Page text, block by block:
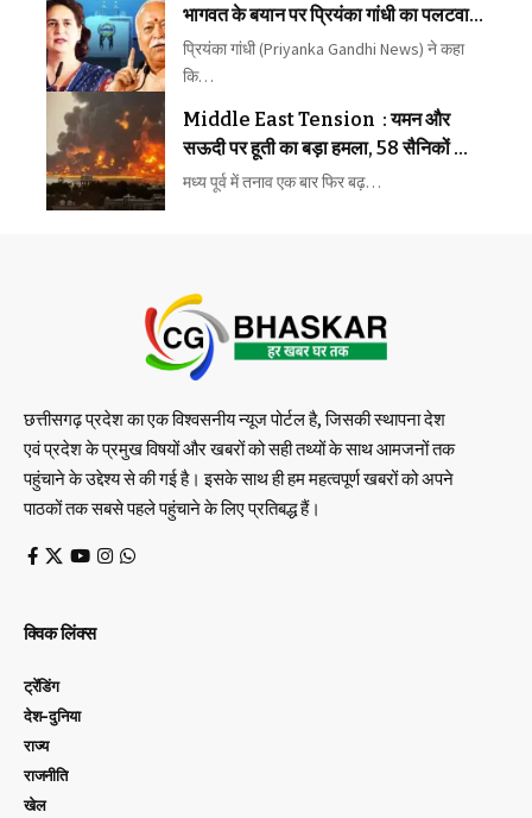
भागवत के बयान पर प्रियंका गांधी का पलटवार,
बोलीं- ‘उन्हें किसी प्रमाण की जरूरत नहीं’
प्रियंका गांधी (Priyanka Gandhi News) ने कहा
कि…
Middle East Tension : यमन और
सऊदी पर हूती का बड़ा हमला, 58 सैनिकों की
मौत, मिडिल ईस्ट में फिर बढ़ा युद्ध का खतरा
मध्य पूर्व में तनाव एक बार फिर बढ़…
छत्तीसगढ़ प्रदेश का एक विश्वसनीय न्यूज पोर्टल है, जिसकी स्थापना देश
एवं प्रदेश के प्रमुख विषयों और खबरों को सही तथ्यों के साथ आमजनों तक
पहुंचाने के उद्देश्य से की गई है। इसके साथ ही हम महत्वपूर्ण खबरों को अपने
पाठकों तक सबसे पहले पहुंचाने के लिए प्रतिबद्ध हैं।
क्विक लिंक्स
ट्रेंडिंग
देश-दुनिया
राज्य
राजनीति
खेल